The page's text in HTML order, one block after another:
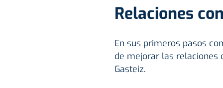
Relaciones
En sus primeros pasos
de mejorar las relaciones
Gasteiz.